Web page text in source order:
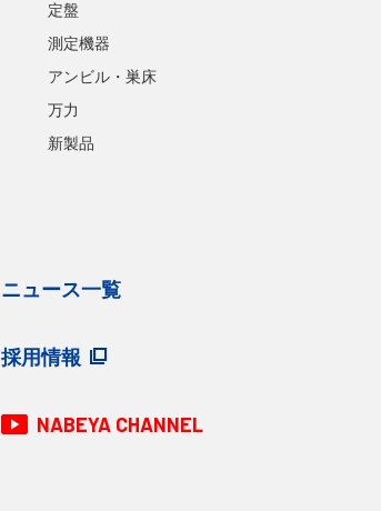
定盤
測定機器
アンビル・巣床
万力
新製品
ニュース一覧
採用情報
NABEYA CHANNEL